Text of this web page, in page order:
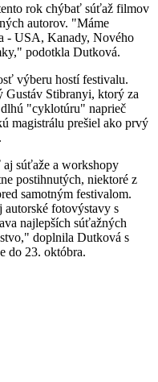
rok chýbať súťaž filmov
autorov. "Máme
- USA, Kanady, Nového
podotkla Dutková.
výberu hostí festivalu.
Gustáv Stibranyi, ktorý za
"cyklotúru" naprieč
magistrálu prešiel ako prvý
súťaže a workshopy
postihnutých, niektoré z
samotným festivalom.
fotovýstavy s
najlepších súťažných
doplnila Dutková s
do 23. októbra.